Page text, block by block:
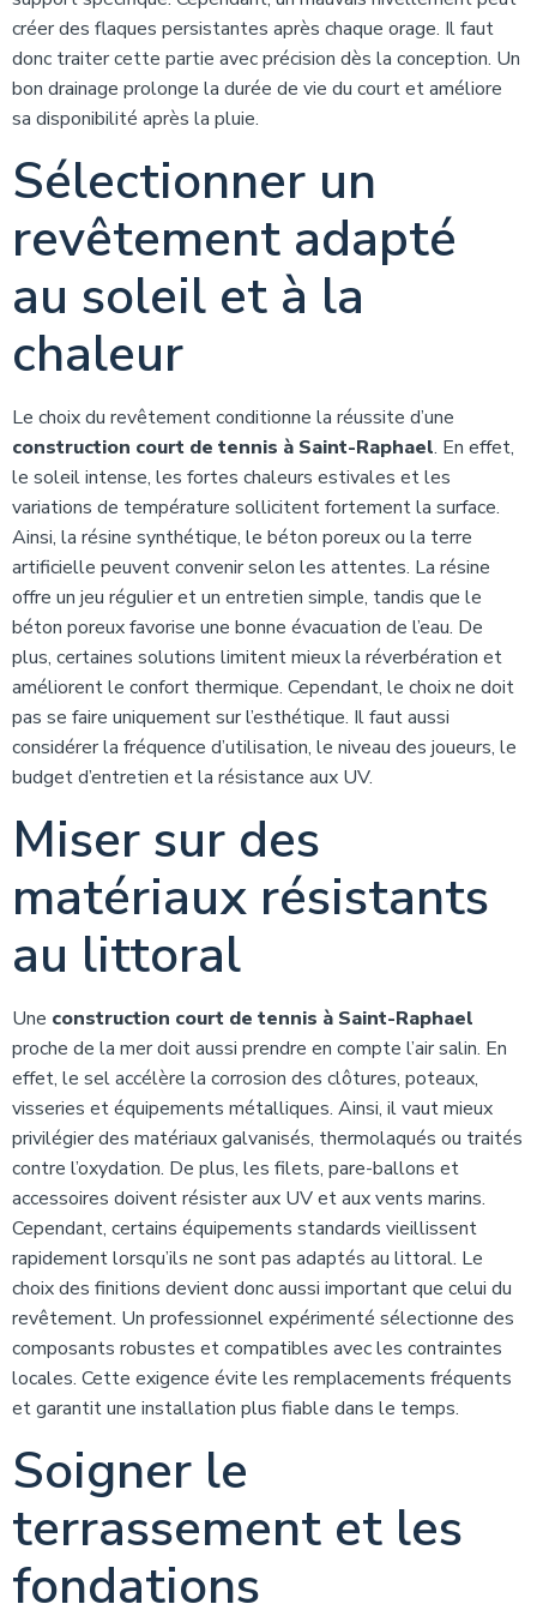
créer des flaques persistantes après chaque orage. Il faut
donc traiter cette partie avec précision dès la conception. Un
bon drainage prolonge la durée de vie du court et améliore
sa disponibilité après la pluie.
Sélectionner un
revêtement adapté
au soleil et à la
chaleur
Le choix du revêtement conditionne la réussite d’une
construction court de tennis à Saint-Raphael. En effet,
le soleil intense, les fortes chaleurs estivales et les
variations de température sollicitent fortement la surface.
Ainsi, la résine synthétique, le béton poreux ou la terre
artificielle peuvent convenir selon les attentes. La résine
offre un jeu régulier et un entretien simple, tandis que le
béton poreux favorise une bonne évacuation de l’eau. De
plus, certaines solutions limitent mieux la réverbération et
améliorent le confort thermique. Cependant, le choix ne doit
pas se faire uniquement sur l’esthétique. Il faut aussi
considérer la fréquence d’utilisation, le niveau des joueurs, le
budget d’entretien et la résistance aux UV.
Miser sur des
matériaux résistants
au littoral
Une construction court de tennis à Saint-Raphael
proche de la mer doit aussi prendre en compte l’air salin. En
effet, le sel accélère la corrosion des clôtures, poteaux,
visseries et équipements métalliques. Ainsi, il vaut mieux
privilégier des matériaux galvanisés, thermolaqués ou traités
contre l’oxydation. De plus, les filets, pare-ballons et
accessoires doivent résister aux UV et aux vents marins.
Cependant, certains équipements standards vieillissent
rapidement lorsqu’ils ne sont pas adaptés au littoral. Le
choix des finitions devient donc aussi important que celui du
revêtement. Un professionnel expérimenté sélectionne des
composants robustes et compatibles avec les contraintes
locales. Cette exigence évite les remplacements fréquents
et garantit une installation plus fiable dans le temps.
Soigner le
terrassement et les
fondations